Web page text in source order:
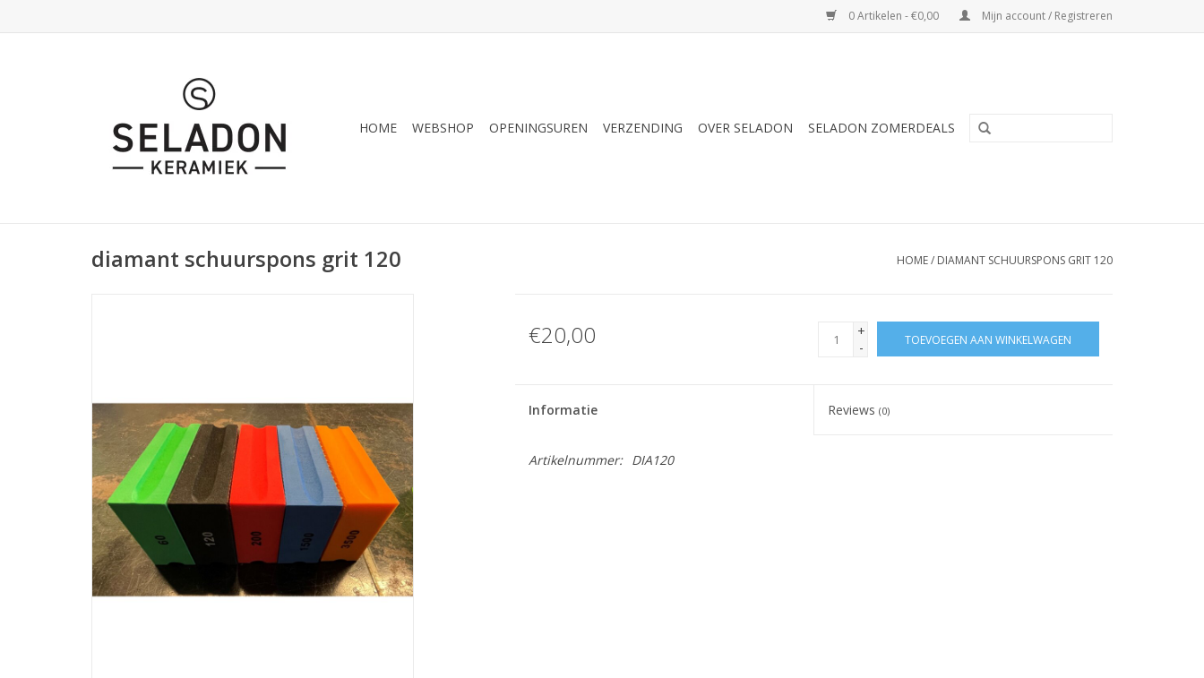
0 Artikelen - €0,00 Mijn account / Registreren
HOME WEBSHOP OPENINGSUREN VERZENDING OVER SELADON SELADON ZOMERDEALS
diamant schuurspons grit 120 HOME/ DIAMANT SCHUURSPONS GRIT 120
€20,00
+
-
TOEVOEGEN AAN WINKELWAGEN
Informatie Reviews(0)
Artikelnummer: DIA120